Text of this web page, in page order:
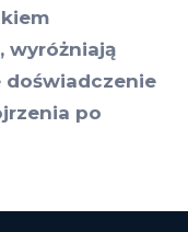
wyróżniają
po